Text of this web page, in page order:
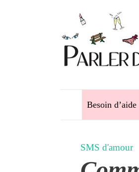
Besoin d’aide
SMS d'amour